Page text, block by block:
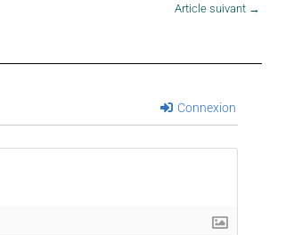
Article suivant →
Connexion